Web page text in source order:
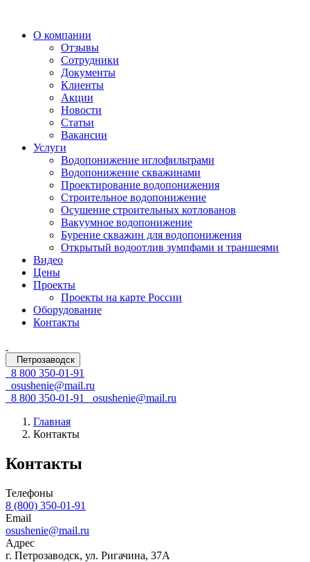
О компании
Отзывы
Сотрудники
Документы
Клиенты
Акции
Новости
Статьи
Вакансии
Услуги
Водопонижение иглофильтрами
Водопонижение скважинами
Проектирование водопонижения
Строительное водопонижение
Осушение строительных котлованов
Вакуумное водопонижение
Бурение скважин для водопонижения
Открытый водоотлив зумпфами и траншеями
Видео
Цены
Проекты
Проекты на карте России
Оборудование
Контакты
Петрозаводск
8 800 350-01-91
osushenie@mail.ru
8 800 350-01-91
osushenie@mail.ru
Главная
Контакты
Контакты
Телефоны
8 (800) 350-01-91
Email
osushenie@mail.ru
Адрес
г. Петрозаводск, ул. Ригачина, 37А